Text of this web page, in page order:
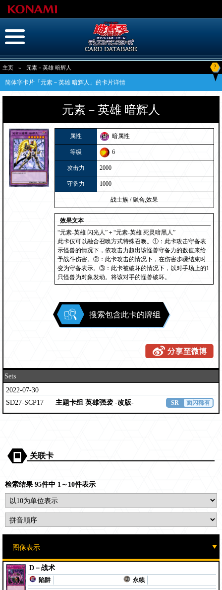
主页 » 元素－英雄 暗辉人 ?
简体字卡片「元素－英雄 暗辉人」的卡片详情
元素－英雄 暗辉人
属性 暗属性
等级 6
攻击力 2000
守备力 1000
战士族 / 融合,效果
效果文本
“元素-英雄 闪光人”＋“元素-英雄 死灵暗黑人”
此卡仅可以融合召唤方式特殊召唤。①：此卡攻击守备表
示怪兽的情况下，依攻击力超出该怪兽守备力的数值来给
予战斗伤害。②：此卡攻击的情况下，在伤害步骤结束时
变为守备表示。③：此卡被破坏的情况下，以对手场上的1
只怪兽为对象发动。将该对手的怪兽破坏。
搜索包含此卡的牌组
Sets
2022-07-30
SD27-SCP17
主题卡组 英雄强袭 -改版- SR 面闪稀有
关联卡
检索结果 95件中 1～10件表示
D－战术
陷阱
永续